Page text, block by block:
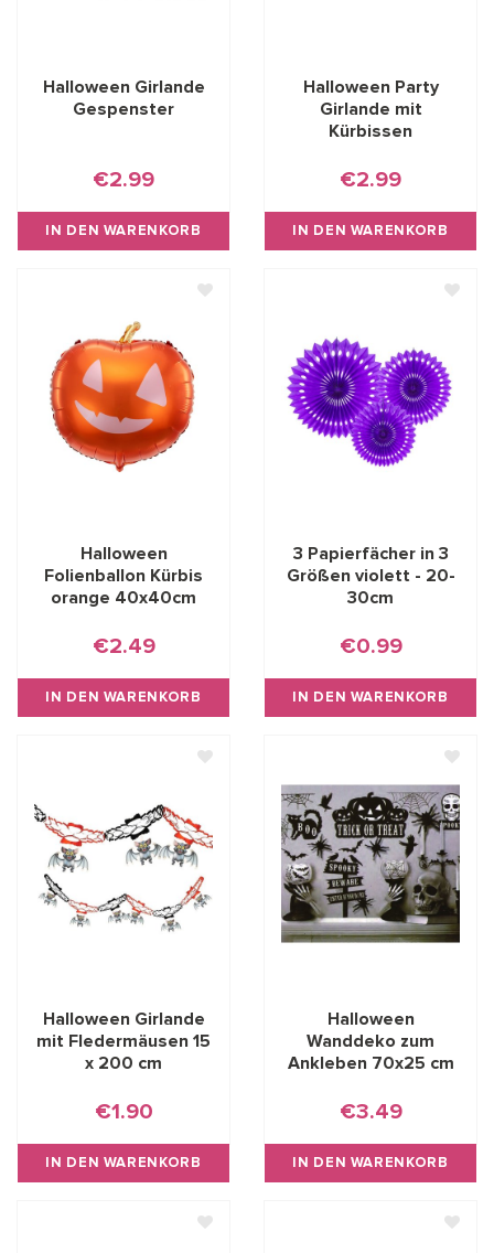
Halloween Girlande
Gespenster
€2.99
IN DEN WARENKORB
Halloween Party
Girlande mit
Kürbissen
€2.99
IN DEN WARENKORB
Halloween
Folienballon Kürbis
orange 40x40cm
€2.49
IN DEN WARENKORB
3 Papierfächer in 3
Größen violett - 20-
30cm
€0.99
IN DEN WARENKORB
Halloween Girlande
mit Fledermäusen 15
x 200 cm
€1.90
IN DEN WARENKORB
Halloween
Wanddeko zum
Ankleben 70x25 cm
€3.49
IN DEN WARENKORB